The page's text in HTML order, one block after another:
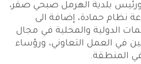
ورئيس بلدية الهرمل صبحي صقر،
نظام حمادة، إضافة الى
الدولية والمحلية في مجال
في العمل التعاوني، ورؤساء
المنطقة.